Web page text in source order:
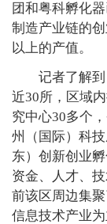
团和粤科孵化
制造产业链的
以上的产值。
记者了解
近30所，区域
究中心30多个
州（国际）科
东）创新创业
资金、人才、
前该区周边集
信息技术产业